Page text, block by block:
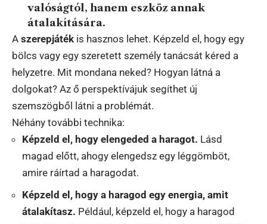
valóságtól, hanem eszköz annak
átalakítására.
A szerepjáték is hasznos lehet. Képzeld el, hogy egy
bölcs vagy egy szeretett személy tanácsát kéred a
helyzetre. Mit mondana neked? Hogyan látná a
dolgokat? Az ő perspektívájuk segíthet új
szemszögből látni a problémát.
Néhány további technika:
Képzeld el, hogy elengeded a haragot. Lásd
magad előtt, ahogy elengedsz egy léggömböt,
amire ráírtad a haragodat.
Képzeld el, hogy a haragod egy energia, amit
átalakítasz. Például, képzeld el, hogy a haragod